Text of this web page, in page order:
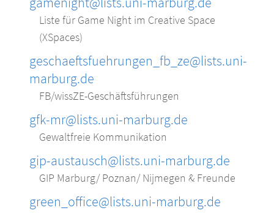
Liste für Game Night im Creative Space
(XSpaces)
geschaeftsfuehrungen_fb_ze@lists.uni-
marburg.de
FB/wissZE-Geschäftsführungen
gfk-mr@lists.uni-marburg.de
Gewaltfreie Kommunikation
gip-austausch@lists.uni-marburg.de
GIP Marburg/ Poznan/ Nijmegen & Freunde
green_office@lists.uni-marburg.de